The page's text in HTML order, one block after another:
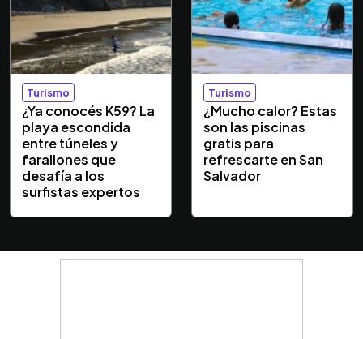
Turismo
¿Ya conocés K59? La
playa escondida
entre túneles y
farallones que
desafía a los
surfistas expertos
Turismo
¿Mucho calor? Estas
son las piscinas
gratis para
refrescarte en San
Salvador